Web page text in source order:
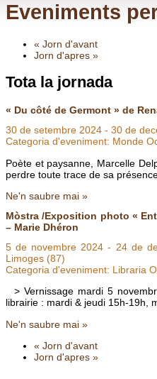
Eveniments
« Jorn d'avant
Jorn d'apres »
Tota la jornada
« Du côté de Germont » de
30 de setembre 2024 - 30 de
Categoria d'eveniment: Monde
Poète et paysanne, Marcelle
perdre toute trace de sa
Ne'n saubre mai »
Mòstra /Exposition photo «
– Marie Dhéron
5 de novembre 2024 - 24 de
Limoges (87)
Categoria d'eveniment: Libraria
> Vernissage mardi 5
librairie : mardi & jeudi 15h-19h,
Ne'n saubre mai »
« Jorn d'avant
Jorn d'apres »